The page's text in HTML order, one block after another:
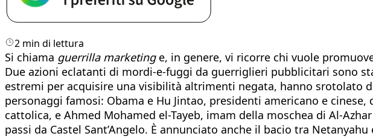
2 min di lettura
Si chiama guerrilla marketing e, in genere, vi ricorre chi vuole
Due azioni eclatanti di mordi-e-fuggi da guerriglieri pubblicitari sono
estremi per acquisire una visibilità altrimenti negata, hanno srotolato
personaggi famosi: Obama e Hu Jintao, presidenti americano e
cattolica, e Ahmed Mohamed el-Tayeb, imam della moschea di Al-
passi da Castel Sant’Angelo. È annunciato anche il bacio tra